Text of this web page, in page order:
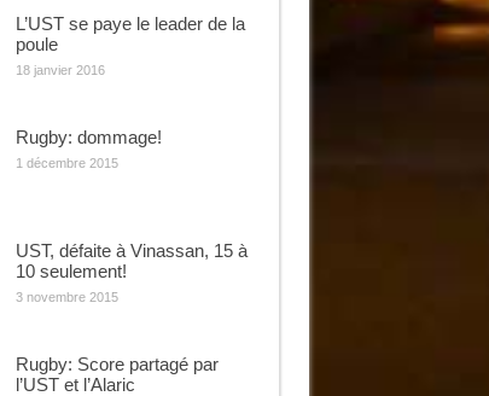
L’UST se paye le leader de la
poule
18 janvier 2016
Rugby: dommage!
1 décembre 2015
UST, défaite à Vinassan, 15 à
10 seulement!
3 novembre 2015
Rugby: Score partagé par
l’UST et l’Alaric